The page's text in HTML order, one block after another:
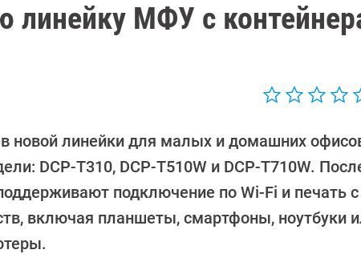
линейку МФУ с
новой линейки для малых и домашних
DCP-T310, DCP-T510W и DCP-T710W.
подключение по Wi-Fi и печать
включая планшеты, смартфоны, ноутбуки